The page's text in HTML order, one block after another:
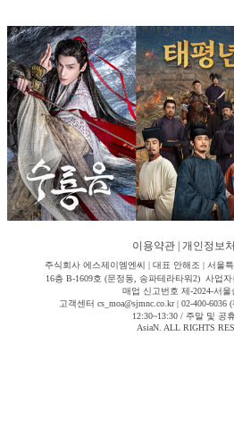
이용약관 개인정보
주식회사 에스제이엠엔씨 | 대표 안해조 | 서울
16층 B-1609호 (문정동, 송파테라타워2) 사업자
매업 신고번호 제-2024-서울
고객센터 cs_moa@sjmnc.co.kr | 02-400-
12:30~13:30 / 주말 및 공
AsiaN. ALL RIGHTS